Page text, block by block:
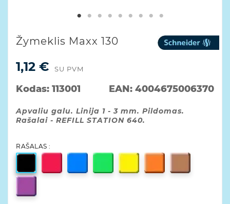
Žymeklis Maxx 130
1,12 € SU PVM
Kodas: 113001 EAN: 4004675006370
Apvaliu galu. Linija 1 - 3 mm. Pildomas.
Rašalai - REFILL STATION 640.
RAŠALAS :